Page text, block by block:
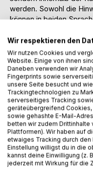
werden. Sowohl die
können in beiden
eine besondere
muss nicht nur die
auch zwischen den
aufmerksam auf
Kreuzungspunkte
Ein besonderes
ist, dass beide
miteinander verbunden
beide das lateinische
Wörter aus beiden
gemeinsamen Raster
Lösung anspruchsvoll,
Unterschiede in
Wir respektieren den
Wir nutzen Cookies und
Website. Einige von ihnen
Daneben verwenden wir
Fingerprints sowie
unsere Seite besucht und
Trackingtechnologien zu
serverseitiges Tracking
geräteübergreifend
sowie gehashte E-Mail-
betten wir zudem Drittinhalte
Plattformen). Wir haben auf
etwaiges Tracking durch
Einstellung willigst du in die
kannst deine Einwilligung (z.
jederzeit mit Wirkung für die